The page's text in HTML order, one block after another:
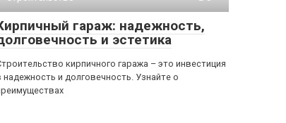
гараж: надежность,
и эстетика
кирпичного гаража – это инвестиция
надежность и долговечность. Узнайте о